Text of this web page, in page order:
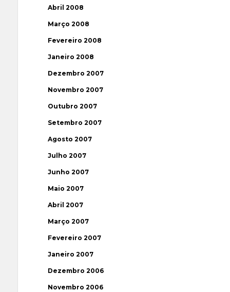
Abril 2008
Março 2008
Fevereiro 2008
Janeiro 2008
Dezembro 2007
Novembro 2007
Outubro 2007
Setembro 2007
Agosto 2007
Julho 2007
Junho 2007
Maio 2007
Abril 2007
Março 2007
Fevereiro 2007
Janeiro 2007
Dezembro 2006
Novembro 2006